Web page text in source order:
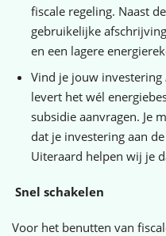
fiscale regeling. Naast
gebruikelijke
en een lagere
Vind je jouw investering
levert het wél
subsidie aanvragen. Je
dat je investering aan
Uiteraard helpen wij je
Snel schakelen
Voor het benutten van